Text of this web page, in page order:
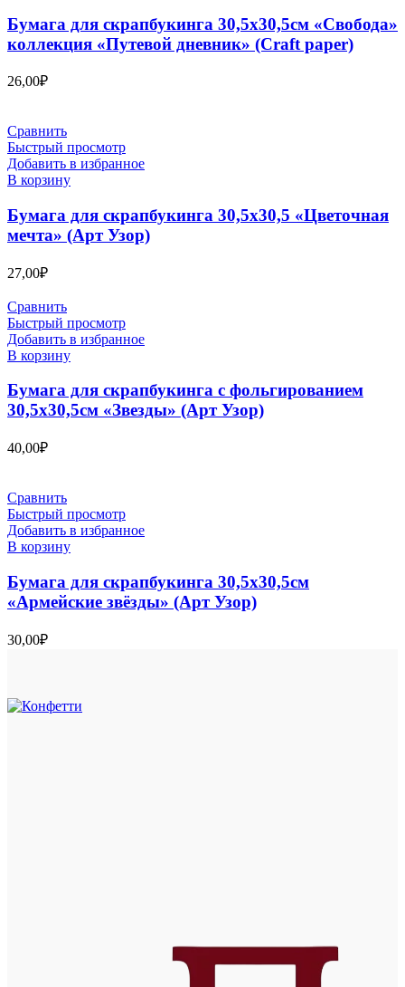
Бумага для скрапбукинга 30,5х30,5см «Свобода»
коллекция «Путевой дневник» (Craft paper)
26,00₽
Сравнить
Быстрый просмотр
Добавить в избранное
В корзину
Бумага для скрапбукинга 30,5х30,5 «Цветочная
мечта» (Арт Узор)
27,00₽
Сравнить
Быстрый просмотр
Добавить в избранное
В корзину
Бумага для скрапбукинга с фольгированием
30,5х30,5см «Звезды» (Арт Узор)
40,00₽
Сравнить
Быстрый просмотр
Добавить в избранное
В корзину
Бумага для скрапбукинга 30,5х30,5см
«Армейские звёзды» (Арт Узор)
30,00₽